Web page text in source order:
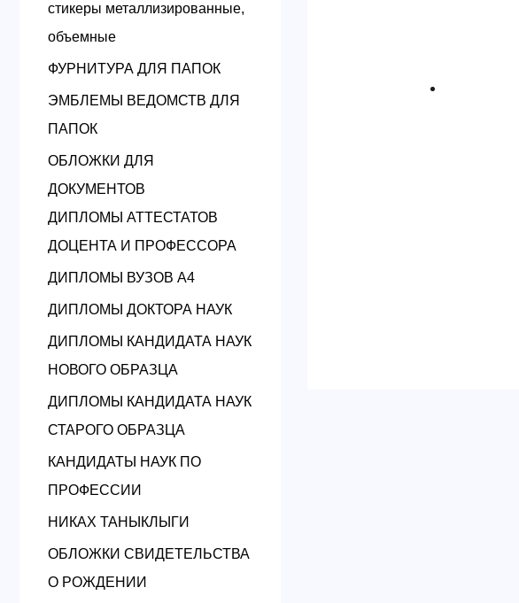
стикеры металлизированные,
объемные
ФУРНИТУРА ДЛЯ ПАПОК
ЭМБЛЕМЫ ВЕДОМСТВ ДЛЯ
ПАПОК
ОБЛОЖКИ ДЛЯ
ДОКУМЕНТОВ
ДИПЛОМЫ АТТЕСТАТОВ
ДОЦЕНТА И ПРОФЕССОРА
ДИПЛОМЫ ВУЗОВ А4
ДИПЛОМЫ ДОКТОРА НАУК
ДИПЛОМЫ КАНДИДАТА НАУК
НОВОГО ОБРАЗЦА
ДИПЛОМЫ КАНДИДАТА НАУК
СТАРОГО ОБРАЗЦА
КАНДИДАТЫ НАУК ПО
ПРОФЕССИИ
НИКАХ ТАНЫКЛЫГИ
ОБЛОЖКИ СВИДЕТЕЛЬСТВА
О РОЖДЕНИИ